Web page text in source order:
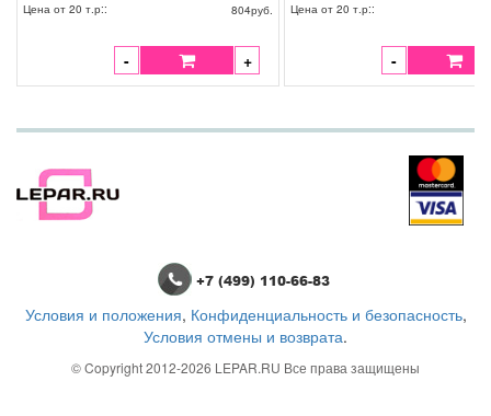
Цена от 20 т.р::
804руб.
- +
Цена от 20 т.р::
-
+7 (499) 110-66-83
Условия и положения, Конфиденциальность и безопасность,
Условия отмены и возврата.
© Copyright 2012-2026 LEPAR.RU Все права защищены